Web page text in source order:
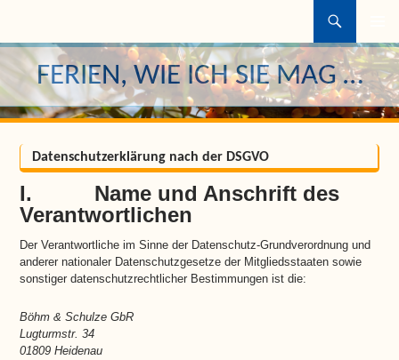
INHALT
SPRINGEN
FERIEN, WIE ICH SIE MAG …
Datenschutzerklärung nach der DSGVO
I. Name und Anschrift des
Verantwortlichen
Der Verantwortliche im Sinne der Datenschutz-Grundverordnung und
anderer nationaler Datenschutzgesetze der Mitgliedsstaaten sowie
sonstiger datenschutzrechtlicher Bestimmungen ist die:
Böhm & Schulze GbR
Lugturmstr. 34
01809 Heidenau